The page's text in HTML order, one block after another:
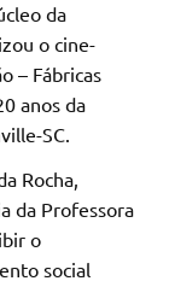
da
o cine-
– Fábricas
anos da
SC.
Rocha,
da Professora
o
social